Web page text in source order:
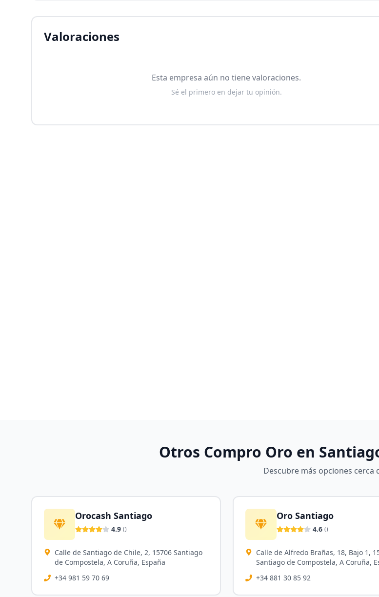
Valoraciones
Esta empresa aún no tiene valoraciones.
Sé el primero en dejar tu opinión.
Otros Compro Oro en
Descubre más opciones cerca
Orocash Santiago
4.9 ()
Calle de Santiago de Chile, 2, 15706 Santiago
de Compostela, A Coruña, España
+34 981 59 70 69
Oro Santiago
4.6 ()
Calle de Alfredo Brañas, 18, Bajo 1,
Santiago de Compostela, A Coruña,
+34 881 30 85 92